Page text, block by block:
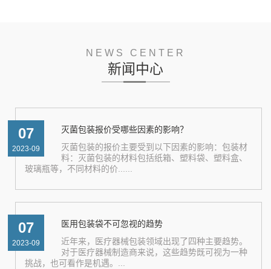
NEWS CENTER
新闻中心
07
2023-09
灭菌包装报价受哪些因素的影响？
灭菌包装的报价主要受到以下因素的影响：包装材
料：灭菌包装的材料包括纸箱、塑料袋、塑料盒、
玻璃瓶等，不同材料的价......
07
2023-09
医用包装袋不可忽视的趋势
近年来，医疗器械包装领域出现了四种主要趋势。
对于医疗器械制造商来说，这些趋势既可视为一种
挑战，也可看作是机遇。...